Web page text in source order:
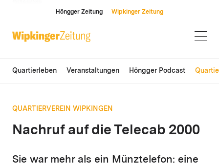
Höngger Zeitung Wipkinger Zeitung
Quartierleben Veranstaltungen Höngger Podcast
QUARTIERVEREIN WIPKINGEN
Nachruf auf die Telecab 2000
Sie war mehr als ein Münztelefon: eine